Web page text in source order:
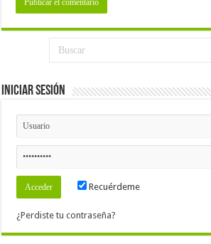
Iniciar Sesión
Recuérdeme
¿Perdiste tu contraseña?